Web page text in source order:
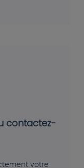
contactez-
votre